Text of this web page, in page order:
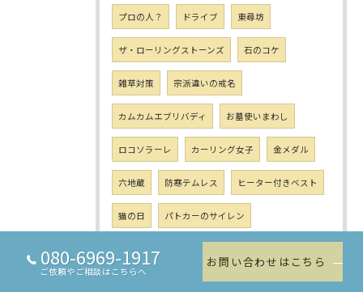
プロの人？ ドライブ 東尋坊
ザ・ローリングストーンズ 石のコケ
雑草対策 宗派違いの戒名
カムカムエブリバディ お墓使いまわし
ロコソラーレ カーリング女子 金メダル
六地蔵 防寒テムレス ヒーター付きベスト
猫の日 パトカーのサイレン
日ハム臨時コーチ
墓相学 ご遺骨
080-6969-1917
ご依頼やご相談はこちらへ
お問い合わせはこちら